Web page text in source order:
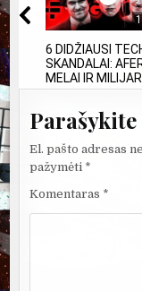
6 DIDŽIAUSI
SKANDALAI:
MELAI IR
El. pašto adresas
pažymėti *
Komentaras *